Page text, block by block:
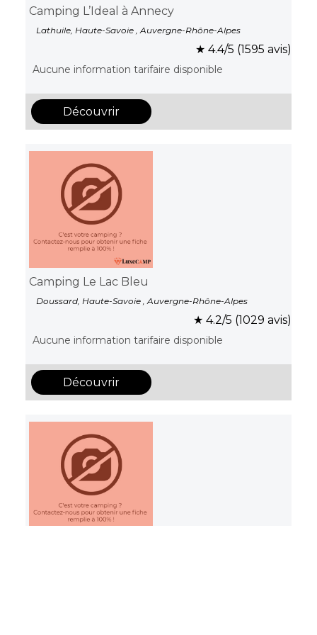
Camping L’Ideal à Annecy
Lathuile, Haute-Savoie , Auvergne-Rhône-Alpes
★ 4.4/5 (1595 avis)
Aucune information tarifaire disponible
Découvrir
Camping Le Lac Bleu
Doussard, Haute-Savoie , Auvergne-Rhône-Alpes
★ 4.2/5 (1029 avis)
Aucune information tarifaire disponible
Découvrir